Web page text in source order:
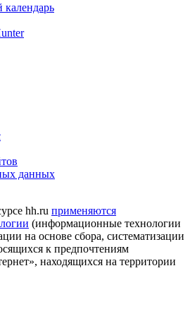
данных
hh.ru применяются
(информационные технологии
на основе сбора, систематизации
к предпочтениям
находящихся на территории